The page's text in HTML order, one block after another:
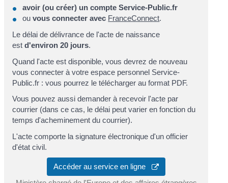
avoir (ou créer) un compte Service-Public.fr
ouvous connecteravec FranceConnect.
Le délai de délivrance de l'acte de naissance
estd'environ 20 jours.
Quand l'acte est disponible, vous devrez de nouveau
vous connecter à votre espace personnel Service-
Public.fr : vous pourrez le télécharger au format PDF.
Vous pouvez aussi demander à recevoir l'acte par
courrier (dans ce cas, le délai peut varier en fonction du
temps d'acheminement du courrier).
L'acte comporte la signature électronique d'un officier
d'état civil.
Accéder au service en ligne